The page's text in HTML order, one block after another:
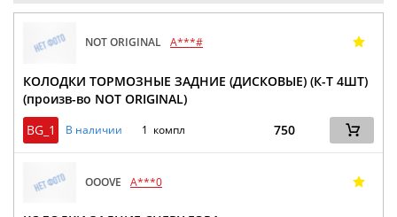
NOT ORIGINAL A***#
КОЛОДКИ ТОРМОЗНЫЕ ЗАДНИЕ (ДИСКОВЫЕ) (К-Т 4ШТ)
(произв-во NOT ORIGINAL)
BG_1
В наличии 1 компл 750
OOOVE A***0